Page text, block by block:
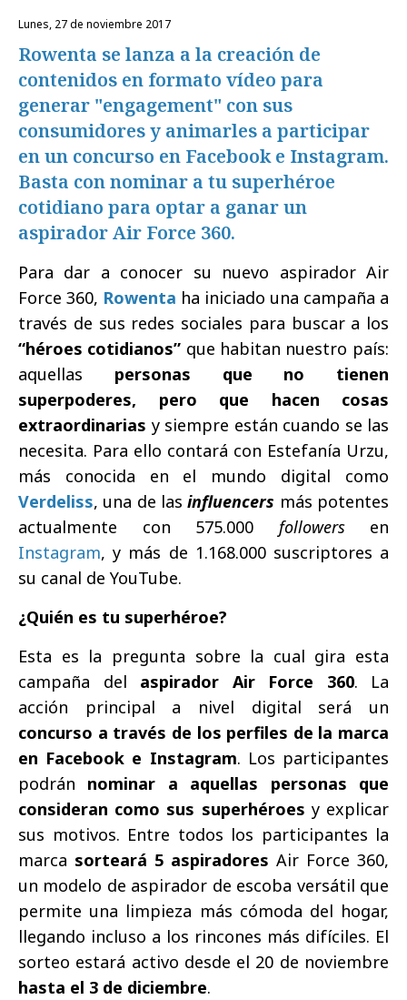
lunes, 27 de noviembre 2017
Rowenta se lanza a la creación de
contenidos en formato vídeo para
generar "engagement" con sus
consumidores y animarles a participar
en un concurso en Facebook e Instagram.
Basta con nominar a tu superhéroe
cotidiano para optar a ganar un
aspirador Air Force 360.
Para dar a conocer su nuevo aspirador Air
Force 360, Rowenta ha iniciado una campaña a
través de sus redes sociales para buscar a los
“héroes cotidianos” que habitan nuestro país:
aquellas personas que no tienen
superpoderes, pero que hacen cosas
extraordinarias y siempre están cuando se las
necesita. Para ello contará con Estefanía Urzu,
más conocida en el mundo digital como
Verdeliss, una de lasinfluencers más potentes
actualmente con 575.000 followersen
Instagram, y más de 1.168.000 suscriptores a
su canal de YouTube.
¿Quién es tu superhéroe?
Esta es la pregunta sobre la cual gira esta
campaña del aspirador Air Force 360. La
acción principal a nivel digital será un
concurso a través de los perfiles de la marca
en Facebook e Instagram. Los participantes
podrán nominar a aquellas personas que
consideran como sus superhéroes y explicar
sus motivos. Entre todos los participantes la
marca sorteará 5 aspiradores Air Force 360,
un modelo de aspirador de escoba versátil que
permite una limpieza más cómoda del hogar,
llegando incluso a los rincones más difíciles. El
sorteo estará activo desde el 20 de noviembre
hasta el 3 de diciembre.